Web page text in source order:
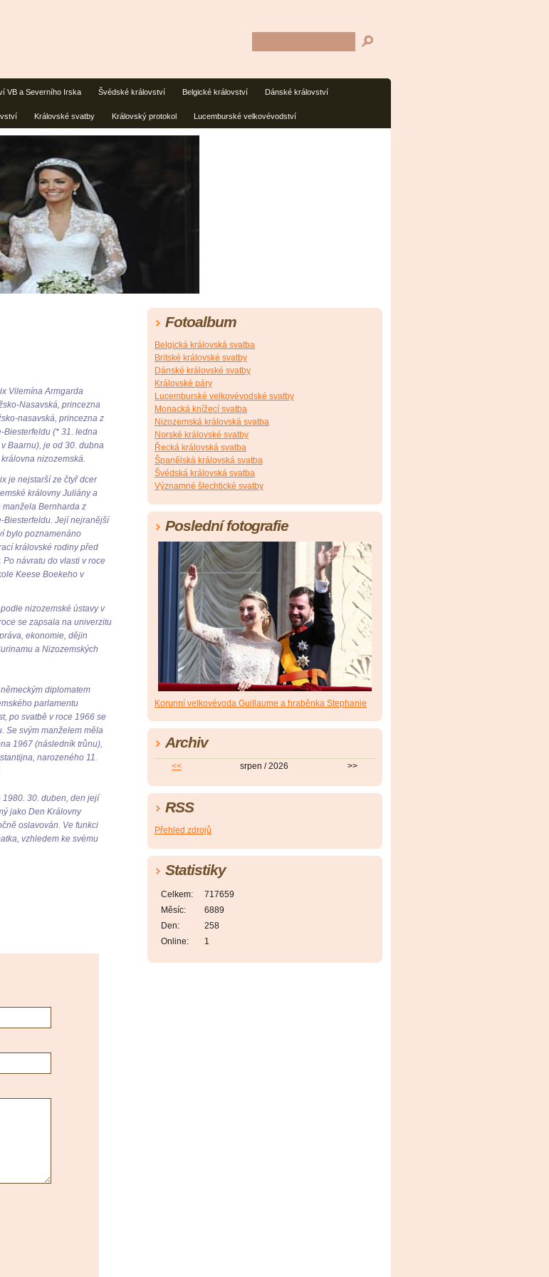
VB a Severního Irska Švédské království Belgické království Dánské království
Královské svatby Královský protokol Lucemburské velkovévodství
Vilemína Armgarda
Nasavská, princezna
nasavská, princezna z
Biesterfeldu (* 31. ledna
Baarnu), je od 30. dubna
nizozemská.
je nejstarší ze čtyř dcer
královny Juliány a
manžela Bernharda z
Biesterfeldu. Její nejranější
bylo poznamenáno
královské rodiny před
návratu do vlasti v roce
Keese Boekeho v
nizozemské ústavy v
se zapsala na univerzitu
ekonomie, dějin
a Nizozemských
diplomatem
parlamentu
po svatbě v roce 1966 se
Se svým manželem měla
1967 (následník trůnu),
narozeného 11.
30. duben, den její
jako Den Královny
oslavován. Ve funkci
vzhledem ke svému
Fotoalbum
Belgická královská svatba
Britské královské svatby
Dánské královské svatby
Královské páry
Lucemburské velkovévodské svatby
Monacká knížecí svatba
Nizozemská královská svatba
Norské královské svatby
Řecká královská svatba
Španělská královská svatba
Švédská královská svatba
Významné šlechtické svatby
Poslední fotografie
Korunní velkovévoda Guillaume a hraběnka Stephanie
Archiv
<< srpen / 2026 >>
RSS
Přehled zdrojů
Statistiky
Online: 1
Celkem:
717659
Měsíc:
6889
Den:
258